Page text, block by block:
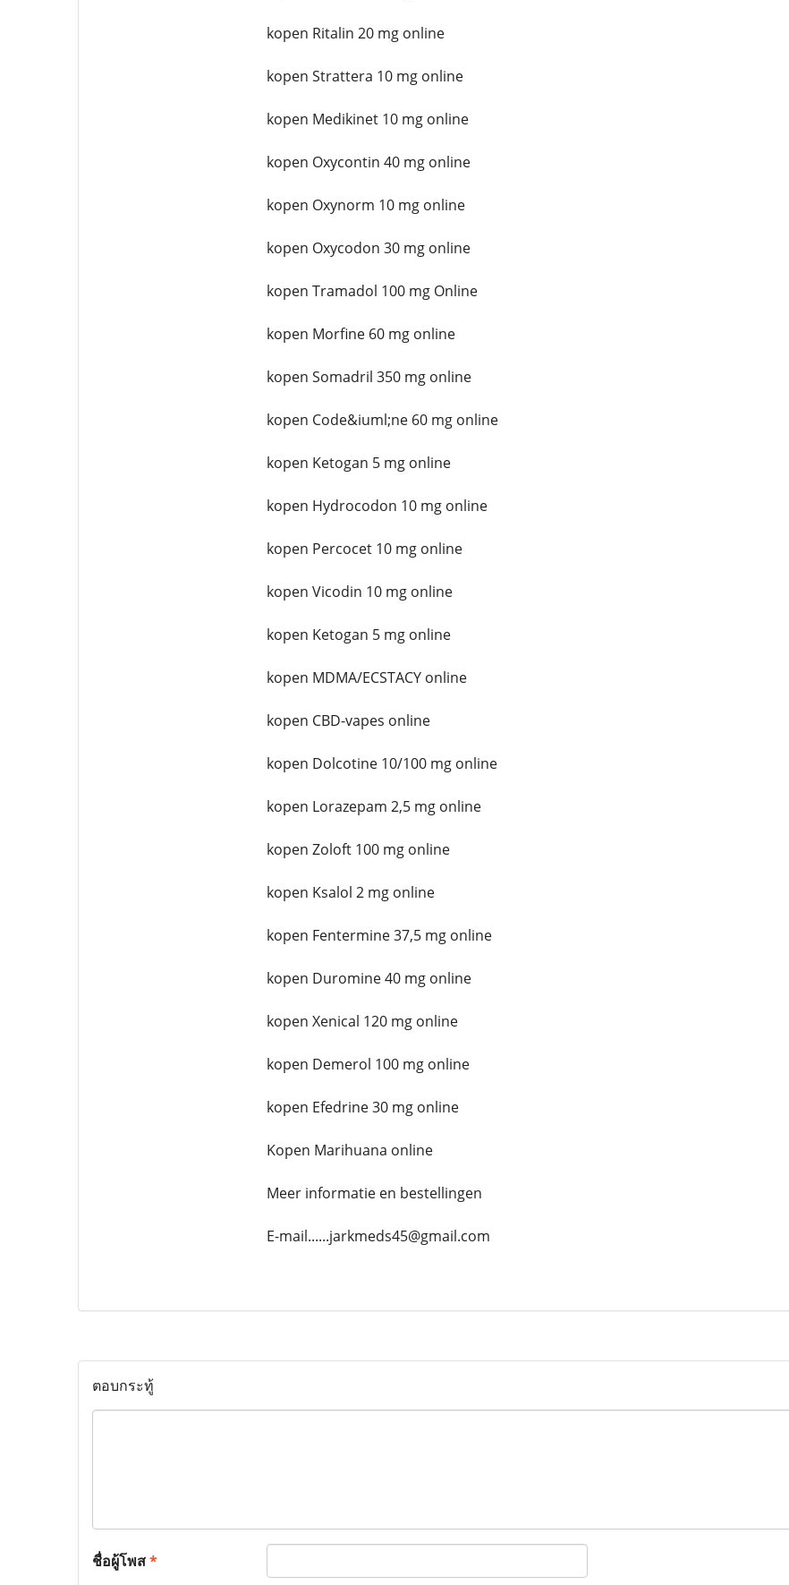
kopen Ritalin 20 mg online
kopen Strattera 10 mg online
kopen Medikinet 10 mg online
kopen Oxycontin 40 mg online
kopen Oxynorm 10 mg online
kopen Oxycodon 30 mg online
kopen Tramadol 100 mg Online
kopen Morfine 60 mg online
kopen Somadril 350 mg online
kopen Code&iuml;ne 60 mg online
kopen Ketogan 5 mg online
kopen Hydrocodon 10 mg online
kopen Percocet 10 mg online
kopen Vicodin 10 mg online
kopen Ketogan 5 mg online
kopen MDMA/ECSTACY online
kopen CBD-vapes online
kopen Dolcotine 10/100 mg online
kopen Lorazepam 2,5 mg online
kopen Zoloft 100 mg online
kopen Ksalol 2 mg online
kopen Fentermine 37,5 mg online
kopen Duromine 40 mg online
kopen Xenical 120 mg online
kopen Demerol 100 mg online
kopen Efedrine 30 mg online
Kopen Marihuana online
Meer informatie en bestellingen
E-mail......jarkmeds45@gmail.com
ตอบกระทู้
ชื่อผู้โพส*